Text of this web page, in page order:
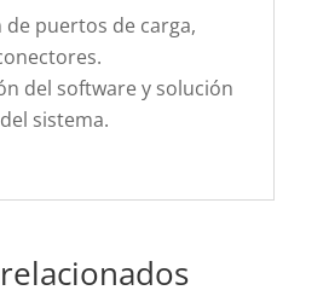
de puertos de carga,
del software y solución
sistema.